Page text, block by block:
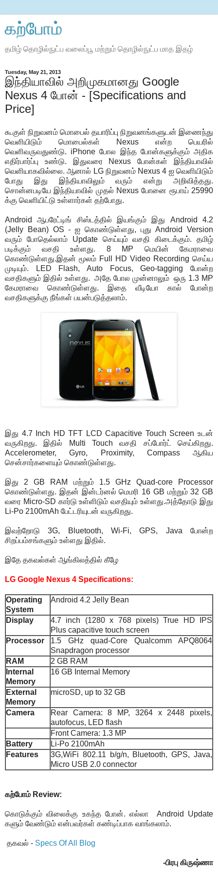
கற்போம்
தமிழ் தொழில்நுட்ப வலைப்பூ மற்றும் தொழில்நுட்ப மாத இதழ்
Tuesday, May 21, 2013
இந்தியாவில் அறிமுகமானது Google
Nexus 4 போன் - [Specifications and
Price]
கூகுள் நிறுவனம் மொபைல் தயாரிப்பு நிறுவனங்களுடன் இணைந்து
வெளியிடும் மொபைல்கள் Nexus என்ற பெயரில்
வெளிவருவதுண்டு. iPhone போல இந்த போன்களுக்கும் அதிக
எதிர்பார்ப்பு உண்டு. இதுவரை Nexus போன்கள் இந்தியாவில்
வெளியாகவில்லை. ஆனால் LG நிறுவனம் Nexus 4 ஐ வெளியிடும்
போது இது இந்தியாவிலும் வரும் என்று அறிவித்தது.
சொன்னபடியே இந்தியாவில் முதல் Nexus போனை ரூபாய் 25990
க்கு வெளியிட்டு உள்ளார்கள் தற்போது.
Android ஆபரேட்டிங் சிஸ்டத்தில் இயங்கும் இது Android 4.2
(Jelly Bean) OS - ஐ கொண்டுள்ளது, புது Android Version
வரும் போதெல்லாம் Update செய்யும் வசதி கிடைக்கும். தமிழ்
படிக்கும் வசதி உள்ளது. 8 MP மெயின் கேமராவை
கொண்டுள்ளது.இதன் மூலம் Full HD Video Recording செய்ய
முடியும். LED Flash, Auto Focus, Geo-tagging போன்ற
வசதிகளும் இதில் உள்ளது. அதே போல முன்னாலும் ஒரு 1.3 MP
கேமராவை கொண்டுள்ளது. இதை வீடியோ கால் போன்ற
வசதிகளுக்கு நீங்கள் பயன்படுத்தலாம்.
இது 4.7 Inch HD TFT LCD Capacitive Touch Screen உடன்
வருகிறது. இதில் Multi Touch வசதி சப்போர்ட் செய்கிறது.
Accelerometer, Gyro, Proximity, Compass ஆகிய
சென்சார்களையும் கொண்டுள்ளது.
இது 2 GB RAM மற்றும் 1.5 GHz Quad-core Processor
கொண்டுள்ளது. இதன் இன்டர்னல் மெமரி 16 GB மற்றும் 32 GB
வரை Micro-SD கார்டு உள்ளிடும் வசதியும் உள்ளது.அத்தோடு இது
Li-Po 2100mAh பேட்டரியுடன் வருகிறது.
இவற்றோடு 3G, Bluetooth, Wi-Fi, GPS, Java போன்ற
சிறப்பம்சங்களும் உள்ளது இதில்.
இதே தகவல்கள் ஆங்கிலத்தில் கீழே
LG Google Nexus 4 Specifications:
Operating
System
Android 4.2 Jelly Bean
Display
4.7 inch (1280 x 768 pixels) True HD IPS
Plus capacitive touch screen
Processor
1.5 GHz quad-Core Qualcomm APQ8064
Snapdragon processor
RAM
2 GB RAM
Internal
Memory
16 GB Internal Memory
External
Memory
microSD, up to 32 GB
Camera
Rear Camera: 8 MP, 3264 x 2448 pixels,
autofocus, LED flash
Front Camera: 1.3 MP
Battery
Li-Po 2100mAh
Features
3G,WiFi 802.11 b/g/n, Bluetooth, GPS, Java,
Micro USB 2.0 connector
கற்போம் Review:
கொடுக்கும் விலைக்கு உகந்த போன். எல்லா Android Update
களும் வேண்டும் என்பவர்கள் கண்டிப்பாக வாங்கலாம்.
தகவல் - Specs Of All Blog
-பிரபு கிருஷ்ணா